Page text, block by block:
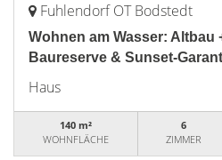
Fuhlendorf OT Bodstedt
Wohnen am Wasser: Altbau
Baureserve & Sunset-
Haus
140 m²
WOHNFLÄCHE
6
ZIMMER